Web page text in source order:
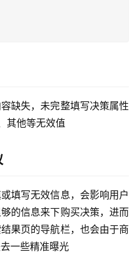
缺失，未完整填写决策属性
其他等无效值
填写无效信息，会影响用户
的信息来下购买决策，进而
果页的导航栏，也会由于商
一些精准曝光